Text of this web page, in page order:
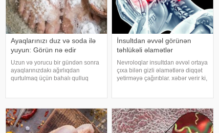
Ayaqlarınızı duz və soda ilə
yuyun: Görün nə edir
Uzun və yorucu bir gündən sonra
ayaqlarınızdakı ağırlıqdan
qurtulmaq üçün bahalı qulluq
bilərsiniz. xəbər verir ki, çox vax
İnsultdan əvvəl görünən
təhlükəli əlamətlər
Nevroloqlar insultdan əvvəl ortaya
çıxa bilən gizli əlamətlərə diqqət
yetirməyə çağırıblar. xəbər verir ki,
verə bilər. Lakin b